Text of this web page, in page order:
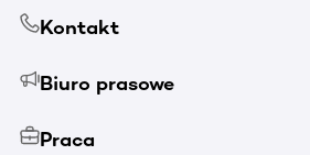
Kontakt
Biuro prasowe
Praca